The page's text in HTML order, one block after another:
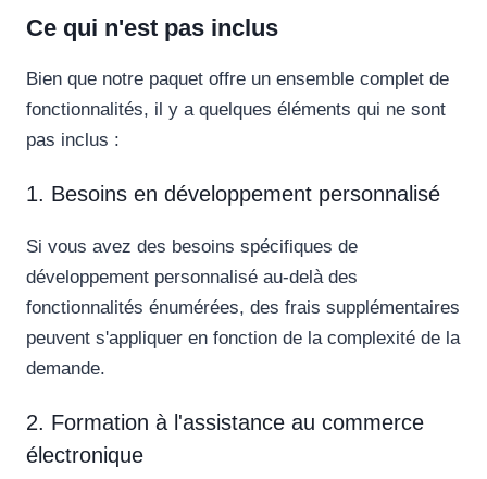
Ce qui n'est pas inclus
Bien que notre paquet offre un ensemble complet de
fonctionnalités, il y a quelques éléments qui ne sont
pas inclus :
1. Besoins en développement personnalisé
Si vous avez des besoins spécifiques de
développement personnalisé au-delà des
fonctionnalités énumérées, des frais supplémentaires
peuvent s'appliquer en fonction de la complexité de la
demande.
2. Formation à l'assistance au commerce
électronique